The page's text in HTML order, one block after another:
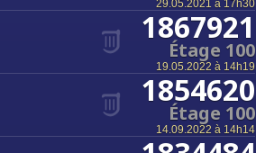
29.05.2021 à 17h30
1867921
Étage 100
19.05.2022 à 14h19
1854620
Étage 100
14.09.2022 à 14h14